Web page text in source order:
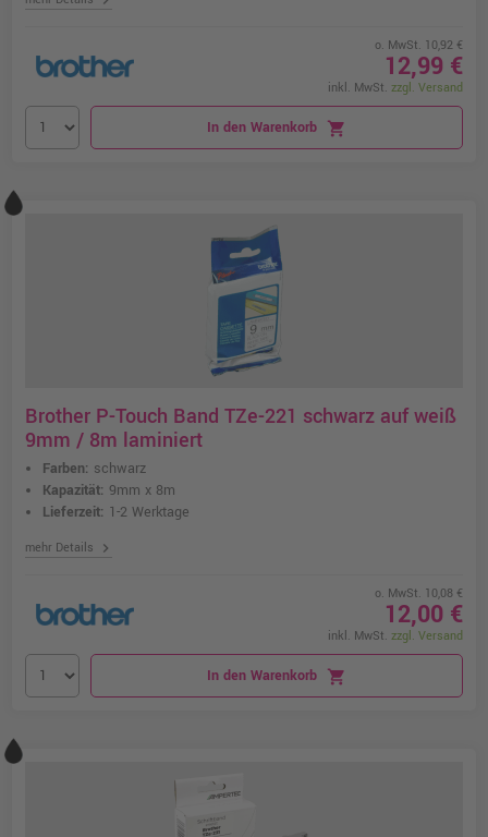
o. MwSt. 10,92 €
12,99 €
inkl. MwSt. zzgl. Versand
In den Warenkorb shopping_cart
Brother P-Touch Band TZe-221 schwarz auf weiß
9mm / 8m laminiert
Farben: schwarz
Kapazität: 9mm x 8m
Lieferzeit: 1-2 Werktage
mehr Details chevron_right
o. MwSt. 10,08 €
12,00 €
inkl. MwSt. zzgl. Versand
In den Warenkorb shopping_cart